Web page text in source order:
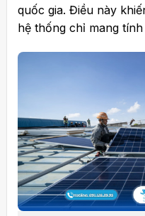
quốc gia. Điều này
hệ thống chỉ mang